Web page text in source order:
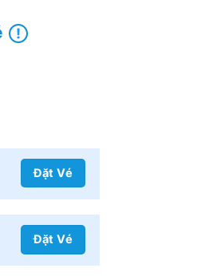
Đặt Vé
Đặt Vé